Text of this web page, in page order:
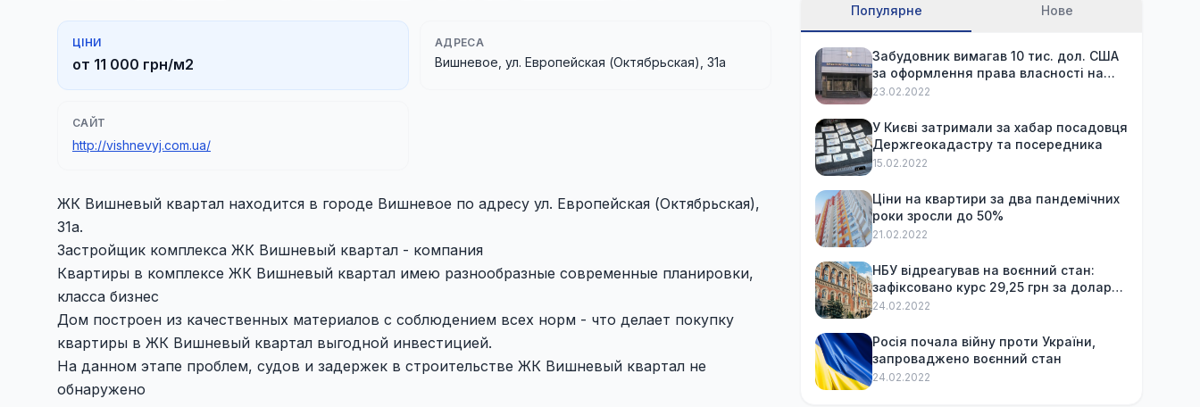
ЦІНИ
от 11 000 грн/м2
АДРЕСА
Вишневое, ул. Европейская (Октябрьская), 31а
САЙТ
http://vishnevyj.com.ua/
ЖК Вишневый квартал находится в городе Вишневое по адресу ул. Европейская (Октябрьская),
31а.
Застройщик комплекса ЖК Вишневый квартал - компания
Квартиры в комплексе ЖК Вишневый квартал имею разнообразные современные планировки,
класса бизнес
Дом построен из качественных материалов с соблюдением всех норм - что делает покупку
квартиры в ЖК Вишневый квартал выгодной инвестицией.
На данном этапе проблем, судов и задержек в строительстве ЖК Вишневый квартал не
обнаружено
Популярне Нове
Забудовник вимагав 10 тис. дол. США
за оформлення права власності на
вже куплену квартиру
23.02.2022
У Києві затримали за хабар посадовця
Держгеокадастру та посередника
15.02.2022
Ціни на квартири за два пандемічних
роки зросли до 50%
21.02.2022
НБУ відреагував на воєнний стан:
зафіксовано курс 29,25 грн за долар
та обмежив зняття готівки
24.02.2022
Росія почала війну проти України,
запроваджено воєнний стан
24.02.2022